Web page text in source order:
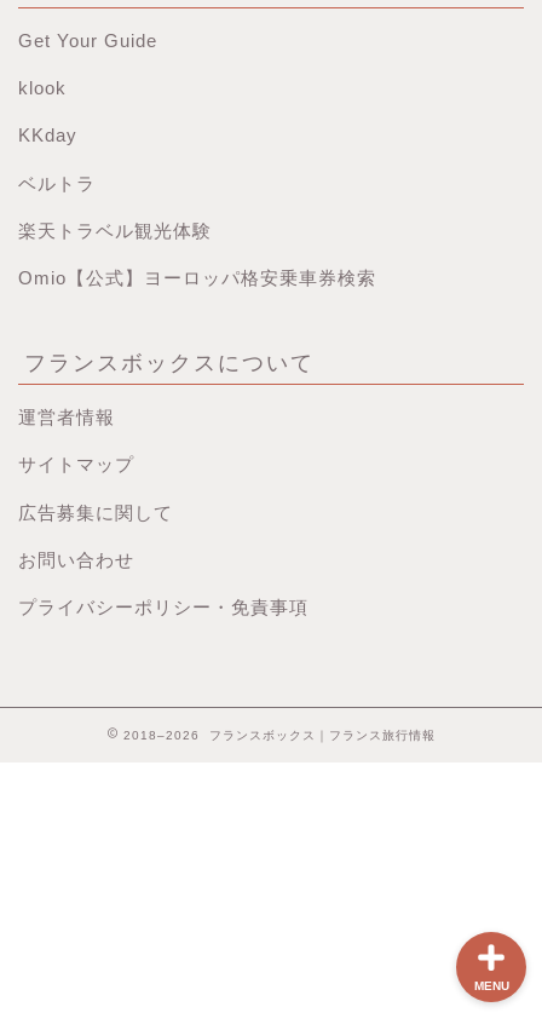
Get Your Guide
klook
KKday
ベルトラ
楽天トラベル観光体験
Omio【公式】ヨーロッパ格安乗車券検索
フランスボックスについて
運営者情報
サイトマップ
広告募集に関して
お問い合わせ
プライバシーポリシー・免責事項
2018–2026 フランスボックス｜フランス旅行情報
MENU
当サイト限定クーポン